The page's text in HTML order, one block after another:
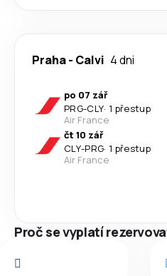
Praha- Calvi 4 dni
po 07 zář
PRG-CLY· 1 přestup
Air France
čt 10 zář
CLY-PRG· 1 přestup
Air France
Proč se vyplatí